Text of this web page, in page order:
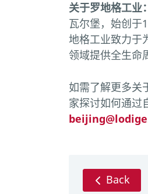
关于罗地格工业：
瓦尔堡，始创于
地格工业致力于
领域提供全生命
如需了解更多关
家探讨如何通过
Back